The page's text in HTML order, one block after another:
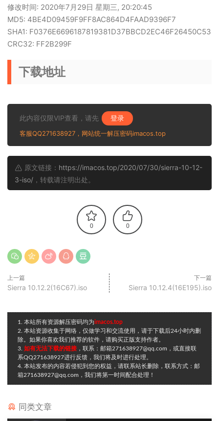
修改时间: 2020年7月29日 星期三, 20:20:45
MD5: 4BE4D09459F9FF8AC864D4FAAD9396F7
SHA1: F0376E6696187819381D37BBCD2EC46F26450C53
CRC32: FF2B299F
下载地址
此内容仅限VIP查看，请先 登录
客服QQ271638927，网站统一解压密码imacos.top
原文链接： https://imacos.top/2020/07/30/sierra-10-12-
3-iso/ ，转载请注明出处。
0 0
上一篇
Sierra 10.12.2(16C67).iso
下一篇
Sierra 10.12.4(16E195).iso
1. 本站所有资源解压密码均为imacos.top
2. 本站资源收集于网络，仅做学习和交流使用，请于下载后24小时内删
除。如果你喜欢我们推荐的软件，请购买正版支持作者。
3. 如有无法下载的链接 ，联系：邮箱271638927@qq.com，或直接联
系QQ271638927进行反馈，我们将及时进行处理。
4. 本站发布的内容若侵犯到您的权益，请联系站长删除，联系方式：邮
箱271638927@qq.com，我们将第一时间配合处理！
同类文章